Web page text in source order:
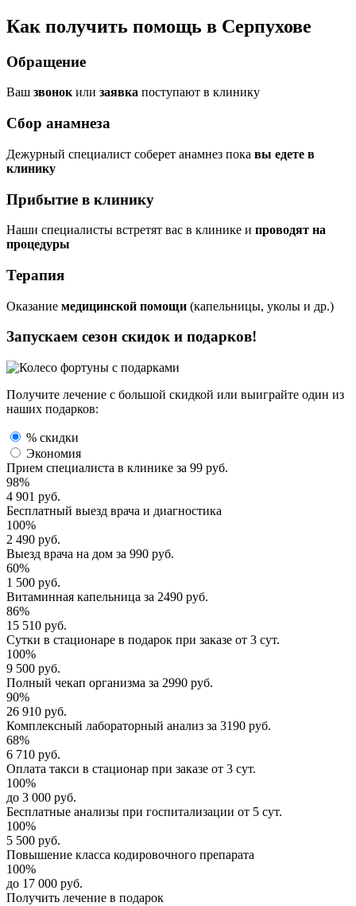
Как получить помощь в Серпухове
Обращение
Ваш звонокили заявка поступают в клинику
Сбор анамнеза
Дежурный специалист соберет анамнез пока вы едете в
клинику
Прибытие в клинику
Наши специалисты встретят вас в клинике и проводят на
процедуры
Терапия
Оказание медицинской помощи (капельницы, уколы и др.)
Запускаем сезон скидок и подарков!
Получите лечение с большой скидкой или выиграйте один из
наших подарков:
% скидки
Экономия
Прием специалиста в клинике за 99 руб.
98%
4 901 руб.
Бесплатный выезд врача и диагностика
100%
2 490 руб.
Выезд врача на дом за 990 руб.
60%
1 500 руб.
Витаминная капельница за 2490 руб.
86%
15 510 руб.
Сутки в стационаре в подарок при заказе от 3 сут.
100%
9 500 руб.
Полный чекап организма за 2990 руб.
90%
26 910 руб.
Комплексный лабораторный анализ за 3190 руб.
68%
6 710 руб.
Оплата такси в стационар при заказе от 3 сут.
100%
до 3 000 руб.
Бесплатные анализы при госпитализации от 5 сут.
100%
5 500 руб.
Повышение класса кодировочного препарата
100%
до 17 000 руб.
Получить лечение в подарок